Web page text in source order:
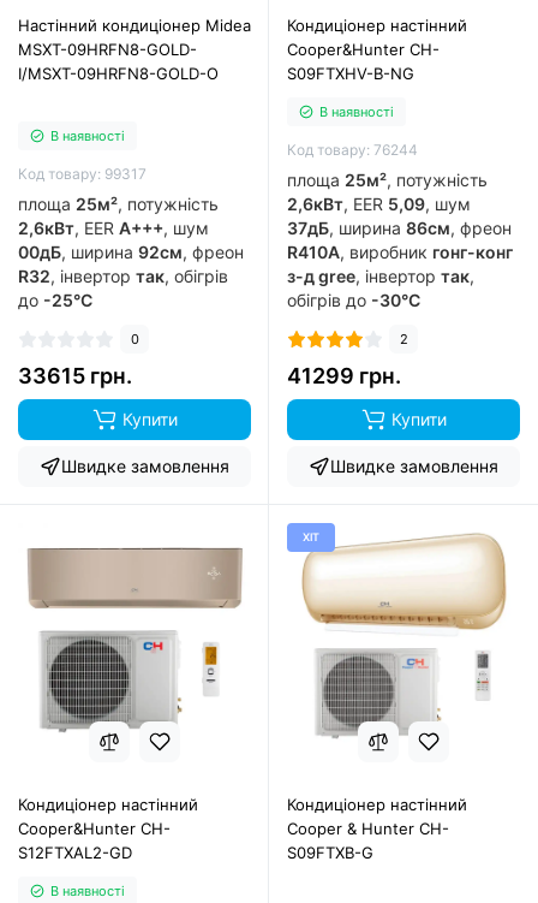
Настінний кондиціонер Midea
MSXT-09HRFN8-GOLD-
I/MSXT-09HRFN8-GOLD-O
В наявності
Код товару: 99317
площа 25м², потужність
2,6кВт, EER А+++, шум
00дБ, ширина 92см, фреон
R32, інвертор так, обігрів
до -25°C
0
33615 грн.
Купити
Швидке замовлення
Кондиціонер настінний
Cooper&Hunter CH-
S09FTXHV-B-NG
В наявності
Код товару: 76244
площа 25м², потужність
2,6кВт, EER 5,09, шум
37дБ, ширина 86см, фреон
R410A, виробник гонг-конг
з-д gree, інвертор так,
обігрів до -30°C
2
41299 грн.
Купити
Швидке замовлення
Кондиціонер настінний
Cooper&Hunter CH-
S12FTXAL2-GD
В наявності
ХІТ
Кондиціонер настінний
Cooper & Hunter CH-
S09FTXB-G